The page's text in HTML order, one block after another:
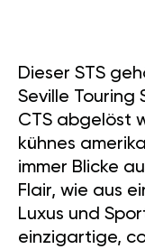
Dieser STS
Seville Touring
CTS abgelöst
kühnes
immer Blicke
Flair, wie aus
Luxus und
einzigartige,